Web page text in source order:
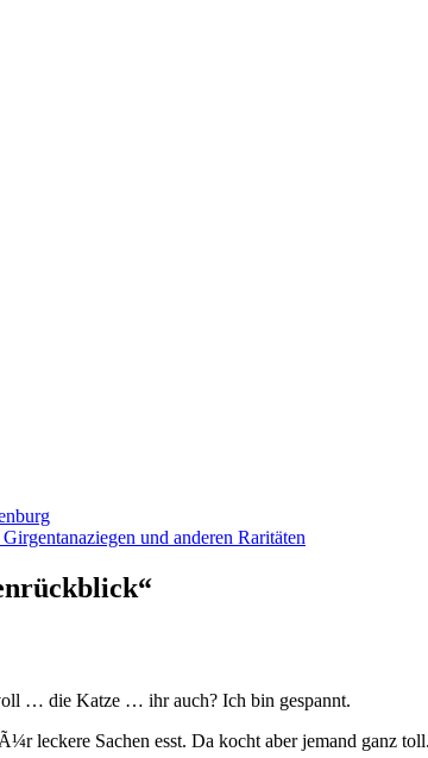
und anderen Raritäten
“
… die Katze … ihr auch? Ich bin gespannt.
leckere Sachen esst. Da kocht aber jemand ganz toll.